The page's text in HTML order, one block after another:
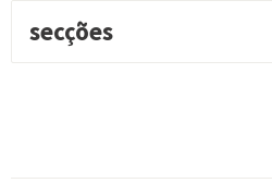
secções